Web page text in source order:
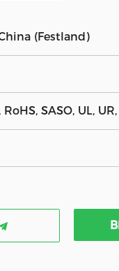
(Festland)
RoHS, SASO, UL,